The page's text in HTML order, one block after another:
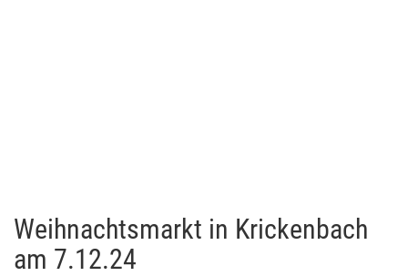
Weihnachtsmarkt in Krickenbach
am 7.12.24